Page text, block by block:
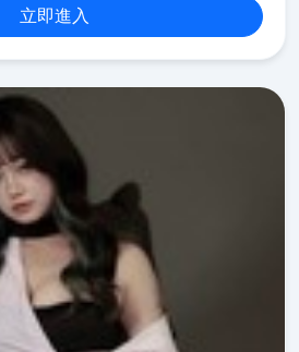
立即進入